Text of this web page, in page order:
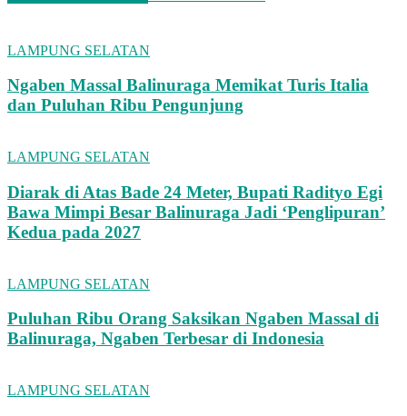
LAMPUNG SELATAN
Ngaben Massal Balinuraga Memikat Turis Italia
dan Puluhan Ribu Pengunjung
LAMPUNG SELATAN
Diarak di Atas Bade 24 Meter, Bupati Radityo Egi
Bawa Mimpi Besar Balinuraga Jadi ‘Penglipuran’
Kedua pada 2027
LAMPUNG SELATAN
Puluhan Ribu Orang Saksikan Ngaben Massal di
Balinuraga, Ngaben Terbesar di Indonesia
LAMPUNG SELATAN